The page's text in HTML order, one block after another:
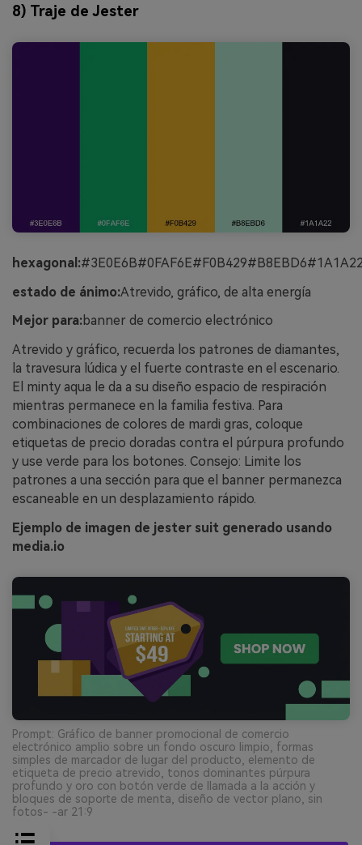
8) Traje de Jester
hexagonal:
estado de ánimo:Atrevido, gráfico, de alta energía
Mejor para:banner de comercio electrónico
Atrevido y gráfico, recuerda los patrones de diamantes,
la travesura lúdica y el fuerte contraste en el escenario.
El minty aqua le da a su diseño espacio de respiración
mientras permanece en la familia festiva. Para
combinaciones de colores de mardi gras, coloque
etiquetas de precio doradas contra el púrpura profundo
y use verde para los botones. Consejo: Limite los
patrones a una sección para que el banner permanezca
escaneable en un desplazamiento rápido.
Ejemplo de imagen de jester suit generado usando
media.io
Prompt: Gráfico de banner promocional de comercio
electrónico amplio sobre un fondo oscuro limpio, formas
simples de marcador de lugar del producto, elemento de
etiqueta de precio atrevido, tonos dominantes púrpura
profundo y oro con botón verde de llamada a la acción y
bloques de soporte de menta, diseño de vector plano, sin
fotos- -ar 21:9